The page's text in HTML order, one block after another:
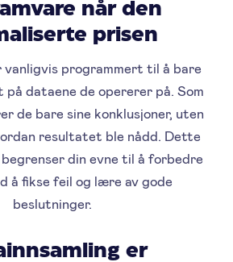
når den
prisen
programmert til å bare
på dataene de opererer på. Som
de bare sine konklusjoner, uten
resultatet ble nådd. Dette
din evne til å forbedre
å fikse feil og lære av gode
beslutninger.
er